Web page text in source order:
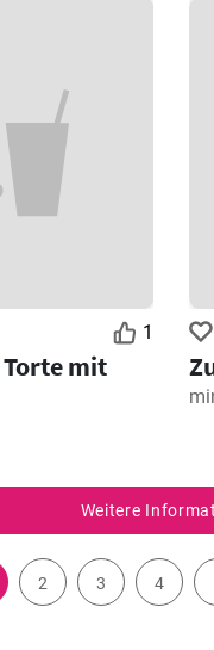
1
mit
Weitere
2 3 4